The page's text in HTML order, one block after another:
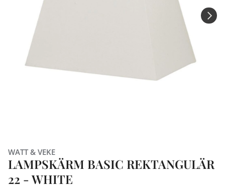
WATT & VEKE
LAMPSKÄRM BASIC REKTANGULÄR
22 - WHITE